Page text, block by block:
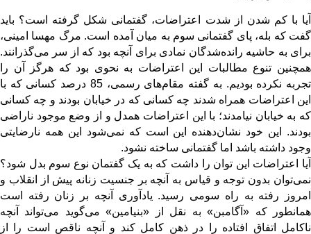
آیا با کم شدن از شدت اعتراضات، گفتمانی شکل گرفته است؟ باید
گفت که بله، پای گفتمانی سوم به میان آمده است. مرگ مهسا امینی،
برای به حاشیه رانده‌شدگان نمادی برای آنچه بود که از سر می‌گذرانند.
همچنین تنوع مطالبات این اعتراضات به نحوی بود که هرگز آن را
تجربه نکرده بودیم. به گفته مقام‌های رسمی، 85 درصد کسانی که با
این اعتراضات همراه شدند چه کسانی که در خیابان بودند و چه کسانی
که به خیابان نیامدند؛ با این اعتراضات همدل و از وضع موجود ناراضی
بودند. این خود نشان‌دهنده این است که نمی‌شود این همه نارضایتی
وجود داشته باشد اما گفتمانی ساخته نشود.
آیا اعتراضات این توان را داشت که به یک گفتمان نوع سوم بدل شود؟
نمی‌توان بدون توجه و قیاس به آنچه بر جنسیت زنانه پیش از انقلاب و
امروز رفته به راه سومی رسید. یادآوری آنچه بر زنان رفته است
همانطور که «آگامبن» به نقل از «بنیامین» می‌گوید می‌تواند آنچه
ناکامل اتفاق افتاده را در ذهن کامل کند و آنچه ناقص است را از